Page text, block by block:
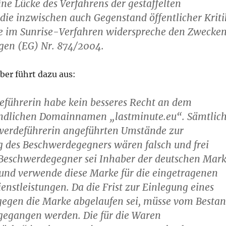
Lücke des Verfahrens der gestaffelten
inzwischen auch Gegenstand öffentlicher
im Sunrise-Verfahren widerspreche den
(EG) Nr. 874/2004.
führt dazu aus:
habe kein besseres Recht an dem
Domainnamen „lastminute.eu“.
angeführten Umstände zur
Beschwerdegegners wären falsch und frei
sei Inhaber der deutschen
verwende diese Marke für die eingetragenen
Da die Frist zur Einlegung eines
die Marke abgelaufen sei, müsse vom
werden. Die für die Waren